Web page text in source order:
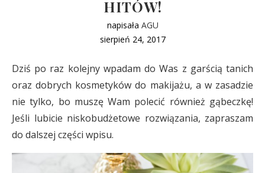
HITÓW!
napisała AGU
sierpień 24, 2017
Dziś po raz kolejny wpadam do Was z garścią tanich
oraz dobrych kosmetyków do makijażu, a w zasadzie
nie tylko, bo muszę Wam polecić również gąbeczkę!
Jeśli lubicie niskobudżetowe rozwiązania, zapraszam
do dalszej części wpisu.